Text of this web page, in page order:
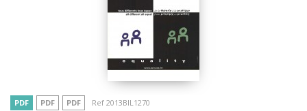
PDF PDF PDF Ref 2013BIL1270